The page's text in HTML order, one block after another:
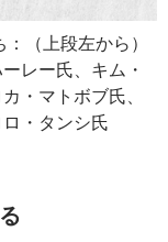
（上段左から）
レー氏、キム・
・マトボブ氏、
・タンシ氏